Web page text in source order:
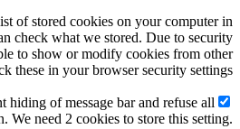
a list of stored cookies on your
can check what we stored. Due to
able to show or modify cookies from
check these in your browser security
hiding of message bar and refuse
in. We need 2 cookies to store this